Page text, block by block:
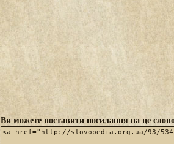
Ви можете поставити посилання на це